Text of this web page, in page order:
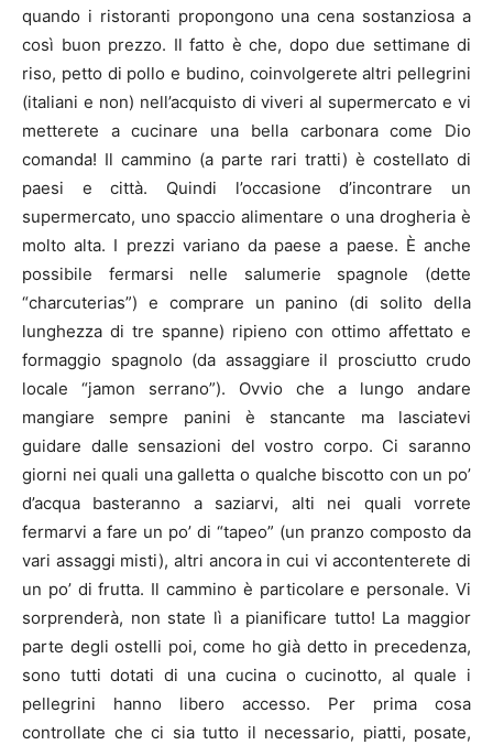
quando i ristoranti propongono una cena sostanziosa a
così buon prezzo. Il fatto è che, dopo due settimane di
riso, petto di pollo e budino, coinvolgerete altri pellegrini
(italiani e non) nell’acquisto di viveri al supermercato e vi
metterete a cucinare una bella carbonara come Dio
comanda! Il cammino (a parte rari tratti) è costellato di
paesi e città. Quindi l’occasione d’incontrare un
supermercato, uno spaccio alimentare o una drogheria è
molto alta. I prezzi variano da paese a paese. È anche
possibile fermarsi nelle salumerie spagnole (dette
“charcuterias”) e comprare un panino (di solito della
lunghezza di tre spanne) ripieno con ottimo affettato e
formaggio spagnolo (da assaggiare il prosciutto crudo
locale “jamon serrano”). Ovvio che a lungo andare
mangiare sempre panini è stancante ma lasciatevi
guidare dalle sensazioni del vostro corpo. Ci saranno
giorni nei quali una galletta o qualche biscotto con un po’
d’acqua basteranno a saziarvi, alti nei quali vorrete
fermarvi a fare un po’ di “tapeo” (un pranzo composto da
vari assaggi misti), altri ancora in cui vi accontenterete di
un po’ di frutta. Il cammino è particolare e personale. Vi
sorprenderà, non state lì a pianificare tutto! La maggior
parte degli ostelli poi, come ho già detto in precedenza,
sono tutti dotati di una cucina o cucinotto, al quale i
pellegrini hanno libero accesso. Per prima cosa
controllate che ci sia tutto il necessario, piatti, posate,